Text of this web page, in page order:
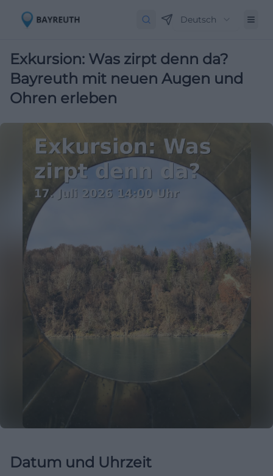
Deutsch
Exkursion: Was zirpt denn da?
Bayreuth mit neuen Augen und
Ohren erleben
Datum und Uhrzeit